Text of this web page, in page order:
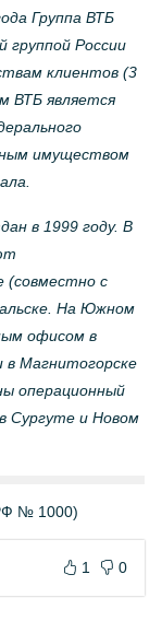
Группа ВТБ
группой России
клиентов (3
ВТБ является
имуществом
в 1999 году. В
(совместно с
На Южном
офисом в
в Магнитогорске
операционный
Сургуте и Новом
№ 1000)
1 0